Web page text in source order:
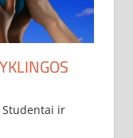
Studentai ir